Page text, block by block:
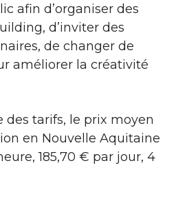
afin d’organiser des
d’inviter des
de changer de
améliorer la créativité
des tarifs, le prix moyen
en Nouvelle Aquitaine
185,70 € par jour, 4